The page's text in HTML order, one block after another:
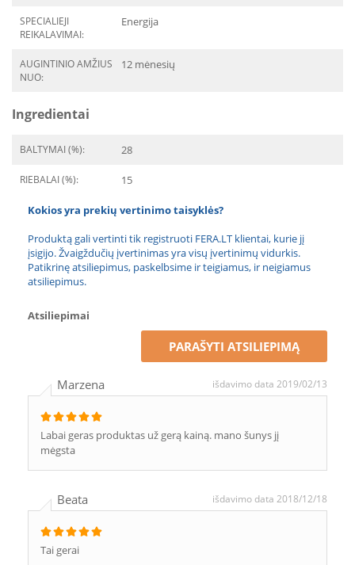
SPECIALIEJI
REIKALAVIMAI:
Energija
AUGINTINIO AMŽIUS
NUO:
12 mėnesių
Ingredientai
BALTYMAI (%): 28
RIEBALAI (%): 15
Kokios yra prekių vertinimo taisyklės?
Produktą gali vertinti tik registruoti FERA.LT klientai, kurie jį
įsigijo. Žvaigždučių įvertinimas yra visų įvertinimų vidurkis.
Patikrinę atsiliepimus, paskelbsime ir teigiamus, ir neigiamus
atsiliepimus.
Atsiliepimai
PARAŠYTI ATSILIEPIMĄ
Marzena išdavimo data 2019/02/13
Labai geras produktas už gerą kainą. mano šunys jį
mėgsta
Beata išdavimo data 2018/12/18
Tai gerai